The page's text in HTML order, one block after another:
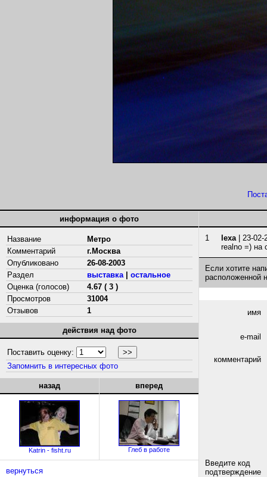
информация о фото
Название
Метро
Комментарий
г.Москва
Опубликовано
26-08-2003
Раздел
выставка| остальное
Оценка (голосов)
4.67 ( 3 )
Просмотров
31004
Отзывов
1
действия над фото
Поставить оценку:
Запомнить в интересных фото
назад
Katrin - fisht.ru
вперед
Глеб в работе
вернуться
1 lexa| 23-02-
realno =) на
Если хотите
расположенной
имя
e-mail
комментарий
Введите код
подтверждение